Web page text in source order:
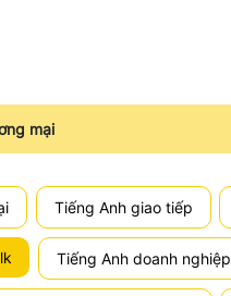
mại
Tiếng Anh giao tiếp
Tiếng Anh doanh nghiệp